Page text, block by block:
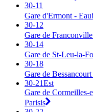
30-11
Gare d'Ermont -
30-12
Gare de
30-14
Gare de St-Leu-la-
30-18
Gare de
30-21Est
Gare de Cormeilles-
Parisis